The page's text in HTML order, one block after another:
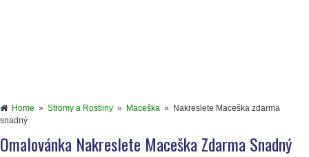
Home » Stromy a Rostliny » Maceška » Nakreslete Maceška zdarma
snadný
Omalovánka Nakreslete Maceška Zdarma Snadný